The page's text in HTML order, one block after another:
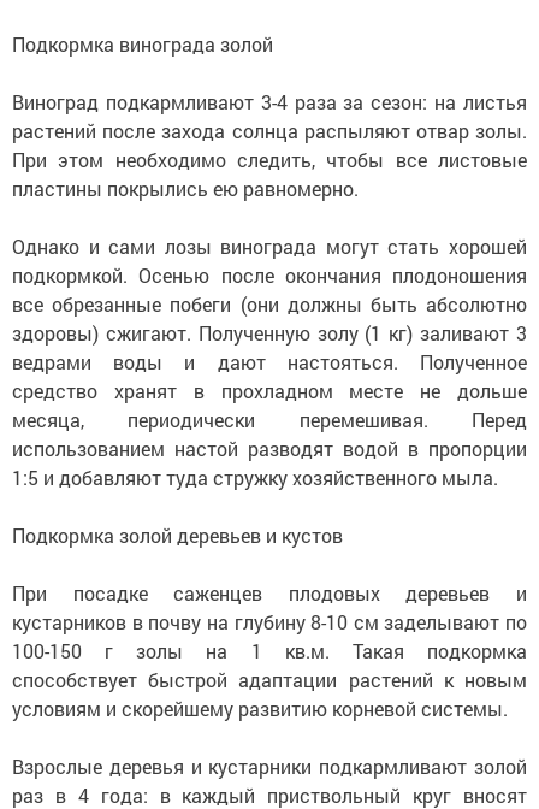
Подкормка винограда золой
Виноград подкармливают 3-4 раза за сезон: на листья
растений после захода солнца распыляют отвар золы.
При этом необходимо следить, чтобы все листовые
пластины покрылись ею равномерно.
Однако и сами лозы винограда могут стать хорошей
подкормкой. Осенью после окончания плодоношения
все обрезанные побеги (они должны быть абсолютно
здоровы) сжигают. Полученную золу (1 кг) заливают 3
ведрами воды и дают настояться. Полученное
средство хранят в прохладном месте не дольше
месяца, периодически перемешивая. Перед
использованием настой разводят водой в пропорции
1:5 и добавляют туда стружку хозяйственного мыла.
Подкормка золой деревьев и кустов
При посадке саженцев плодовых деревьев и
кустарников в почву на глубину 8-10 см заделывают по
100-150 г золы на 1 кв.м. Такая подкормка
способствует быстрой адаптации растений к новым
условиям и скорейшему развитию корневой системы.
Взрослые деревья и кустарники подкармливают золой
раз в 4 года: в каждый приствольный круг вносят